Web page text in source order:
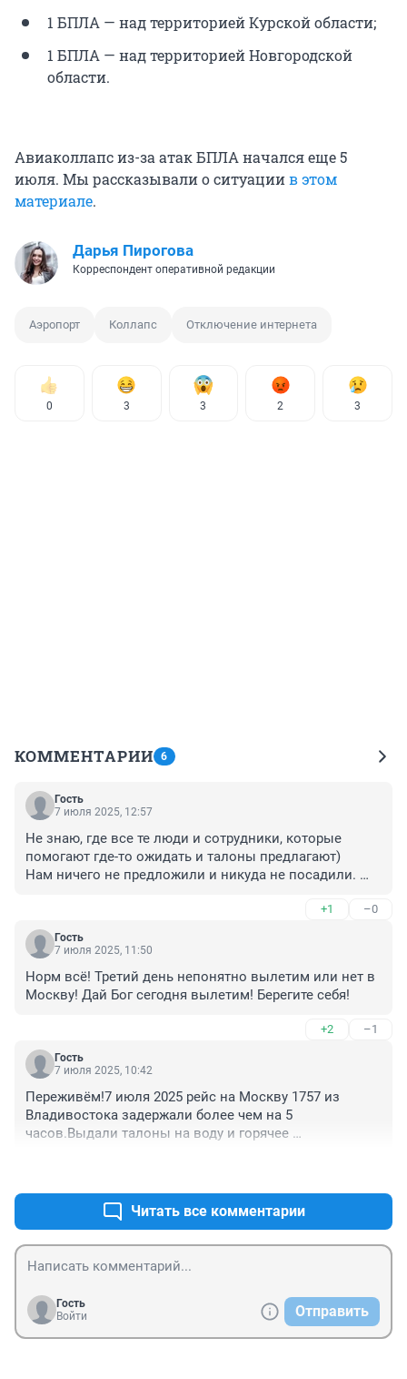
1 БПЛА — над территорией Курской области;
1 БПЛА — над территорией Новгородской
области.
Авиаколлапс из-за атак БПЛА начался еще 5
июля. Мы рассказывали о ситуациив этом
материале.
Дарья Пирогова
Корреспондент оперативной редакции
Аэропорт Коллапс Отключение интернета
0 3 3 2 3
КОММЕНТАРИИ 6
Гость
7 июля 2025, 12:57
Не знаю, где все те люди и сотрудники, которые
помогают где-то ожидать и талоны предлагают)
Нам ничего не предложили и никуда не посадили.
+1 –0
Гость
7 июля 2025, 11:50
Норм всё! Третий день непонятно вылетим или нет в
Москву! Дай Бог сегодня вылетим! Берегите себя!
+2 –1
Гость
7 июля 2025, 10:42
Переживём!7 июля 2025 рейс на Москву 1757 из
Владивостока задержали более чем на 5
часов.Выдали талоны на воду и горячее
Читать все комментарии
Гость
Войти
Отправить